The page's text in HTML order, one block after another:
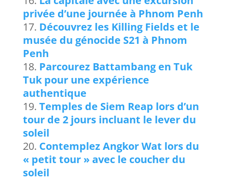
privée d’une journée à Phnom Penh
Découvrez les Killing Fields et le
musée du génocide S21 à Phnom
Penh
Parcourez Battambang en Tuk
Tuk pour une expérience
authentique
Temples de Siem Reap lors d’un
tour de 2 jours incluant le lever du
soleil
Contemplez Angkor Wat lors du
« petit tour » avec le coucher du
soleil